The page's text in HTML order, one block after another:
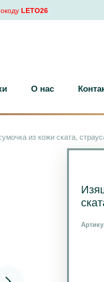
LETO26
О нас
из кожи ската,